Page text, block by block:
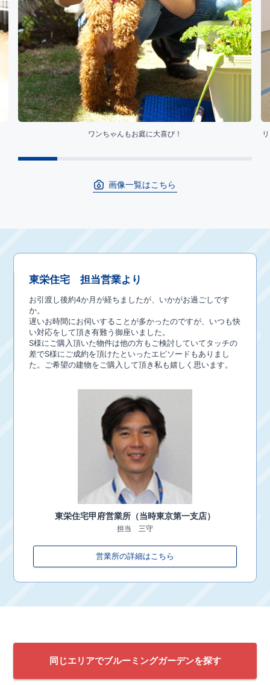
ワンちゃんもお庭に大喜び！
画像一覧はこちら
東栄住宅甲府営業所（当時東京第一支店）
担当 三守
営業所の詳細はこちら
東栄住宅 担当営業より
お引渡し後約4か月が経ちましたが、いかがお過ごしです
か。
遅いお時間にお伺いすることが多かったのですが、いつも快
い対応をして頂き有難う御座いました。
S様にご購入頂いた物件は他の方もご検討していてタッチの
差でS様にご成約を頂けたといったエピソードもありまし
た。ご希望の建物をご購入して頂き私も嬉しく思います。
同じエリアでブルーミングガーデンを探す